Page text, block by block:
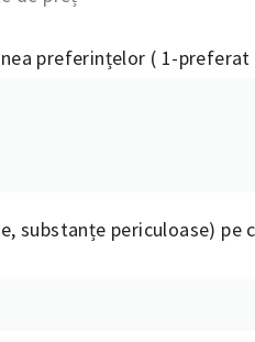
preferințelor ( 1-
substanțe periculoase) pe